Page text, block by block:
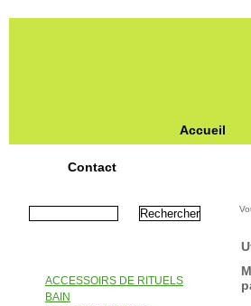
Accueil
Contact
ACCESSOIRS DE RITUELS
BAIN